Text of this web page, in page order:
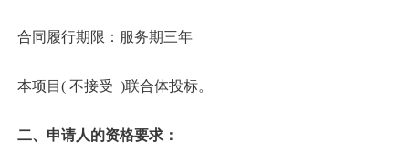
合同履行期限：服务期三年
本项目( 不接受 )联合体投标。
二、申请人的资格要求：